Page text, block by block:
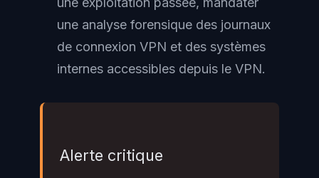
une analyse forensique des journaux
de connexion VPN et des systèmes
internes accessibles depuis le VPN.
Alerte critique